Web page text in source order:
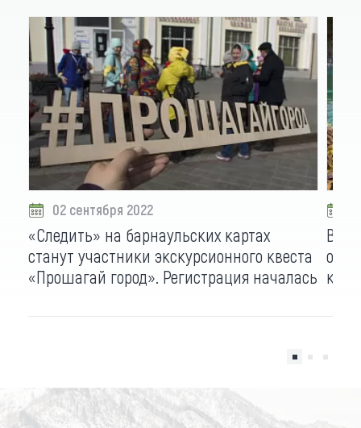
02 сентября 2022
«Следить» на барнаульских картах
станут участники экскурсионного квеста
«Прошагай город». Регистрация началась